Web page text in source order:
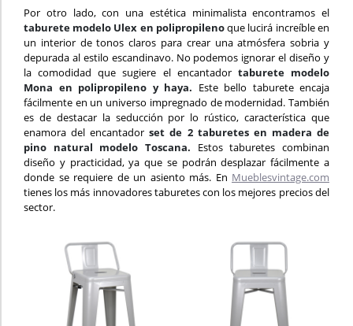
Por otro lado, con una estética minimalista encontramos el
taburete modelo Ulex en polipropilenoque lucirá increíble en
un interior de tonos claros para crear una atmósfera sobria y
depurada al estilo escandinavo. No podemos ignorar el diseño y
la comodidad que sugiere el encantador taburete modelo
Mona en polipropileno y haya. Este bello taburete encaja
fácilmente en un universo impregnado de modernidad. También
es de destacar la seducción por lo rústico, característica que
enamora del encantadorset de 2 taburetes en madera de
pino natural modelo Toscana. Estos taburetes combinan
diseño y practicidad, ya que se podrán desplazar fácilmente a
donde se requiere de un asiento más. En Mueblesvintage.com
tienes los más innovadores taburetes con los mejores precios del
sector.